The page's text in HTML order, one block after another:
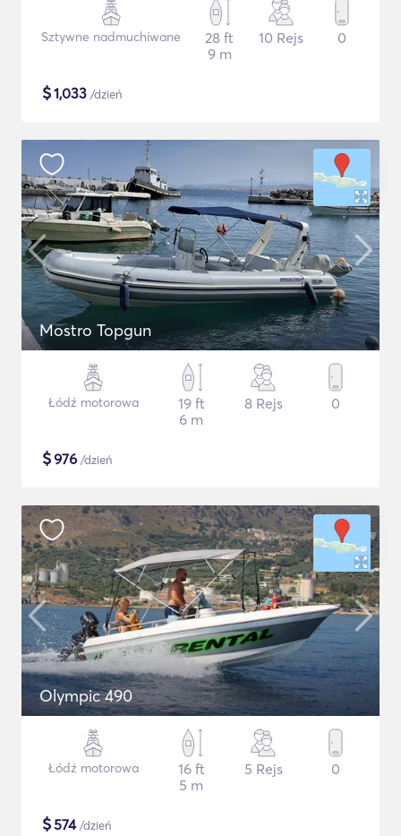
Sztywne nadmuchiwane
28 ft
9 m
10 Rejs 0
$1,033 /dzień
Mostro Topgun
Łódź motorowa
19 ft
6 m
8 Rejs 0
$976 /dzień
Olympic 490
Łódź motorowa
16 ft
5 m
5 Rejs 0
$574/dzień